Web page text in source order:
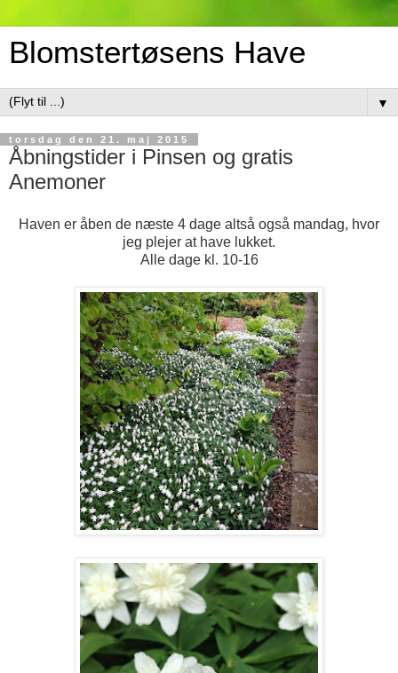
Blomstertøsens Have
▼
torsdag den 21. maj 2015
Åbningstider i Pinsen og gratis
Anemoner
Haven er åben de næste 4 dage altså også mandag, hvor
jeg plejer at have lukket.
Alle dage kl. 10-16